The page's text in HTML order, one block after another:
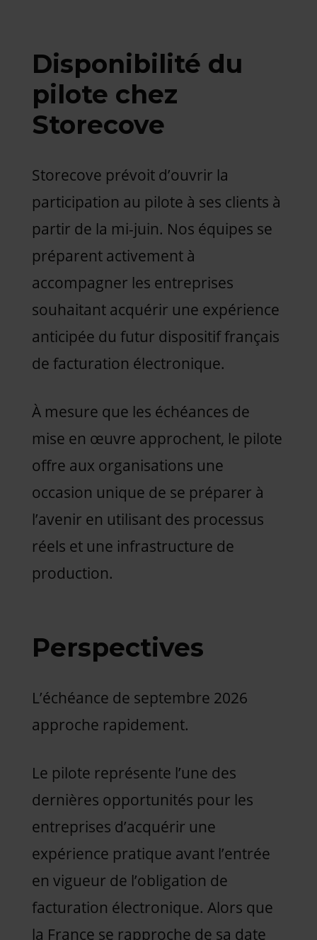
Disponibilité du
pilote chez
Storecove
Storecove prévoit d’ouvrir la
participation au pilote à ses clients à
partir de la mi-juin. Nos équipes se
préparent activement à
accompagner les entreprises
souhaitant acquérir une expérience
anticipée du futur dispositif français
de facturation électronique.
À mesure que les échéances de
mise en œuvre approchent, le pilote
offre aux organisations une
occasion unique de se préparer à
l’avenir en utilisant des processus
réels et une infrastructure de
production.
Perspectives
L’échéance de septembre 2026
approche rapidement.
Le pilote représente l’une des
dernières opportunités pour les
entreprises d’acquérir une
expérience pratique avant l’entrée
en vigueur de l’obligation de
facturation électronique. Alors que
la France se rapproche de sa date